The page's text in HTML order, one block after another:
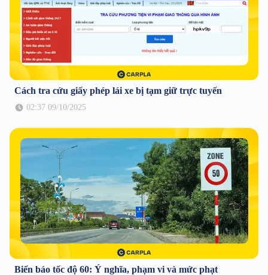
Cách tra cứu giấy phép lái xe bị tạm giữ trực tuyến
02:37 09/10/2025
Biển báo tốc độ 60: Ý nghĩa, phạm vi và mức phạt